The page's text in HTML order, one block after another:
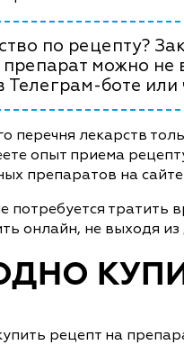
по рецепту?
можно не
боте или
перечня лекарств
опыт приема
препаратов на
потребуется
онлайн, не выходя
рецепт на